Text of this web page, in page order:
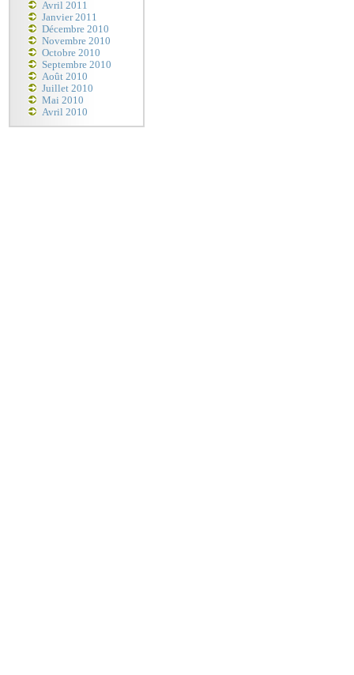
Avril 2011
Janvier 2011
Décembre 2010
Novembre 2010
Octobre 2010
Septembre 2010
Août 2010
Juillet 2010
Mai 2010
Avril 2010